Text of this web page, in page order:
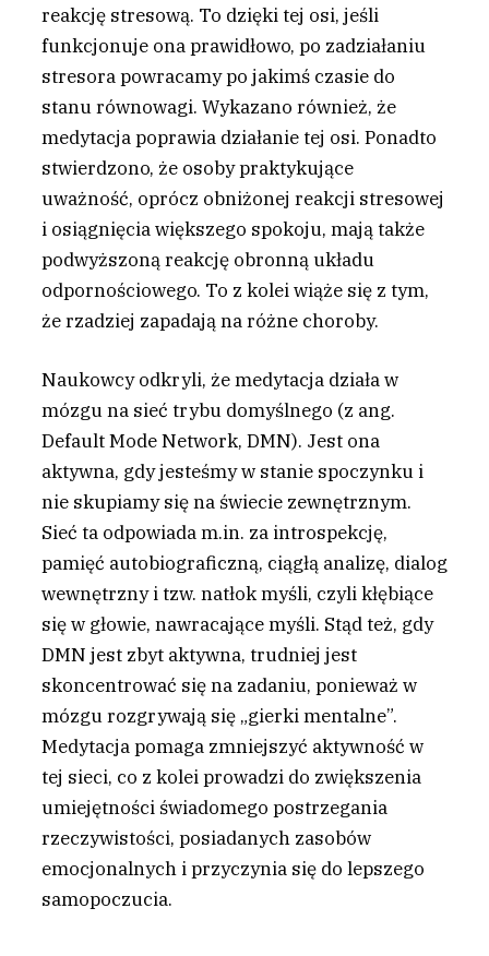
reakcję stresową. To dzięki tej osi, jeśli
funkcjonuje ona prawidłowo, po zadziałaniu
stresora powracamy po jakimś czasie do
stanu równowagi. Wykazano również, że
medytacja poprawia działanie tej osi. Ponadto
stwierdzono, że osoby praktykujące
uważność, oprócz obniżonej reakcji stresowej
i osiągnięcia większego spokoju, mają także
podwyższoną reakcję obronną układu
odpornościowego. To z kolei wiąże się z tym,
że rzadziej zapadają na różne choroby.
Naukowcy odkryli, że medytacja działa w
mózgu na sieć trybu domyślnego (z ang.
Default Mode Network, DMN). Jest ona
aktywna, gdy jesteśmy w stanie spoczynku i
nie skupiamy się na świecie zewnętrznym.
Sieć ta odpowiada m.in. za introspekcję,
pamięć autobiograficzną, ciągłą analizę, dialog
wewnętrzny i tzw. natłok myśli, czyli kłębiące
się w głowie, nawracające myśli. Stąd też, gdy
DMN jest zbyt aktywna, trudniej jest
skoncentrować się na zadaniu, ponieważ w
mózgu rozgrywają się „gierki mentalne”.
Medytacja pomaga zmniejszyć aktywność w
tej sieci, co z kolei prowadzi do zwiększenia
umiejętności świadomego postrzegania
rzeczywistości, posiadanych zasobów
emocjonalnych i przyczynia się do lepszego
samopoczucia.